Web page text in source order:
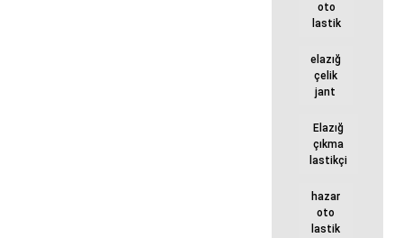
oto
lastik
elazığ
çelik
jant
Elazığ
çıkma
lastikçi
hazar
oto
lastik